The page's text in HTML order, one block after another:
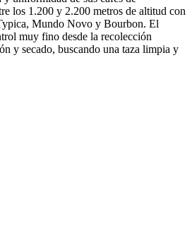
los 1.200 y 2.200 metros de altitud con
Mundo Novo y Bourbon. El
muy fino desde la recolección
y secado, buscando una taza limpia y